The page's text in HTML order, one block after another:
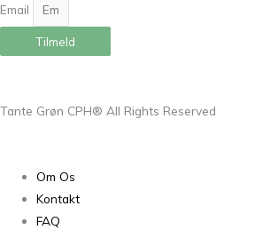
Email
Tilmeld
Tante Grøn CPH® All Rights Reserved
Om Os
Kontakt
FAQ